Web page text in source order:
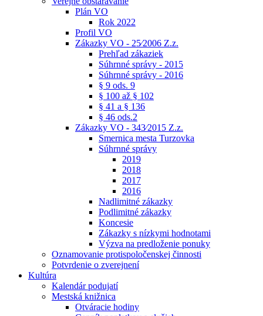
Plán VO
Rok 2022
Profil VO
Zákazky VO - 25⁄2006 Z.z.
Prehľad zákaziek
Súhrnné správy - 2015
Súhrnné správy - 2016
§ 9 ods. 9
§ 100 až § 102
§ 41 a § 136
§ 46 ods.2
Zákazky VO - 343⁄2015 Z.z.
Smernica mesta Turzovka
Súhrnné správy
2019
2018
2017
2016
Nadlimitné zákazky
Podlimitné zákazky
Koncesie
Zákazky s nízkymi hodnotami
Výzva na predloženie ponuky
Oznamovanie protispoločenskej činnosti
Potvrdenie o zverejnení
Kultúra
Kalendár podujatí
Mestská knižnica
Otváracie hodiny